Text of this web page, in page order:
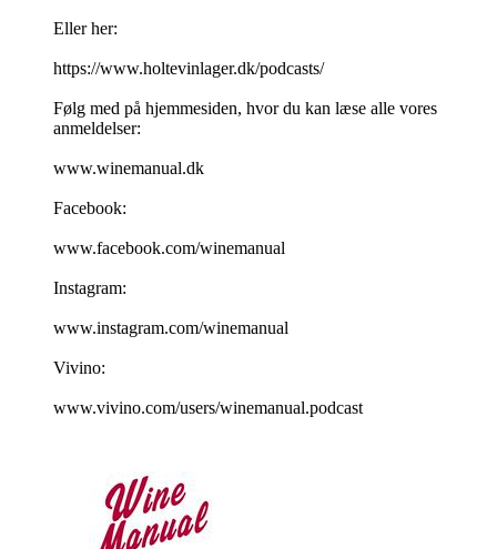
Eller her:
https://www.holtevinlager.dk/podcasts/
Følg med på hjemmesiden, hvor du kan læse alle vores
anmeldelser:
www.winemanual.dk
Facebook:
www.facebook.com/winemanual
Instagram:
www.instagram.com/winemanual
Vivino:
www.vivino.com/users/winemanual.podcast